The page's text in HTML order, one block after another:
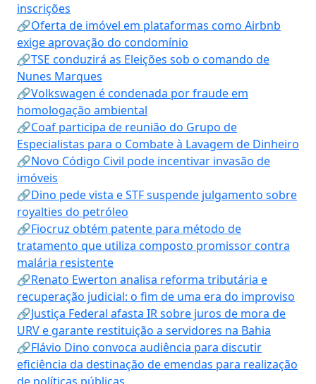
inscrições
🔗Oferta de imóvel em plataformas como Airbnb
exige aprovação do condomínio
🔗TSE conduzirá as Eleições sob o comando de
Nunes Marques
🔗Volkswagen é condenada por fraude em
homologação ambiental
🔗Coaf participa de reunião do Grupo de
Especialistas para o Combate à Lavagem de Dinheiro
🔗Novo Código Civil pode incentivar invasão de
imóveis
🔗Dino pede vista e STF suspende julgamento sobre
royalties do petróleo
🔗Fiocruz obtém patente para método de
tratamento que utiliza composto promissor contra
malária resistente
🔗Renato Ewerton analisa reforma tributária e
recuperação judicial: o fim de uma era do improviso
🔗Justiça Federal afasta IR sobre juros de mora de
URV e garante restituição a servidores na Bahia
🔗Flávio Dino convoca audiência para discutir
eficiência da destinação de emendas para realização